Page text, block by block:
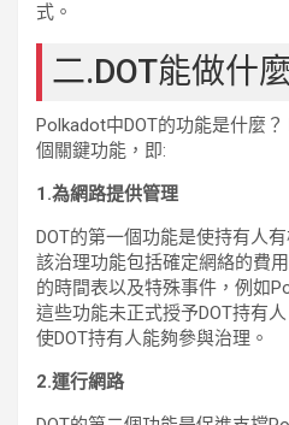
式。
二.DOT能做什
Polkadot中DOT的功能是什麼
個關鍵功能，即:
1.為網路提供管理
DOT的第一個功能是使持有人
該治理功能包括確定網絡的費
的時間表以及特殊事件，例如
這些功能未正式授予DOT持有
使DOT持有人能夠參與治理。
2.運行網路